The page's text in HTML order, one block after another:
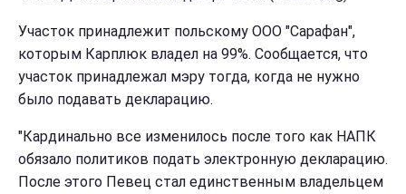
Участок принадлежит польскому ООО "Сарафан",
которым Карплюк владел на 99%. Сообщается, что
участок принадлежал мэру тогда, когда не нужно
было подавать декларацию.
"Кардинально все изменилось после того как НАПК
обязало политиков подать электронную декларацию.
После этого Певец стал единственным владельцем